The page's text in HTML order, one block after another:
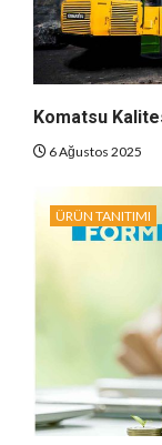
Komatsu
6 Ağustos 2025
ÜRÜN TANITIMI